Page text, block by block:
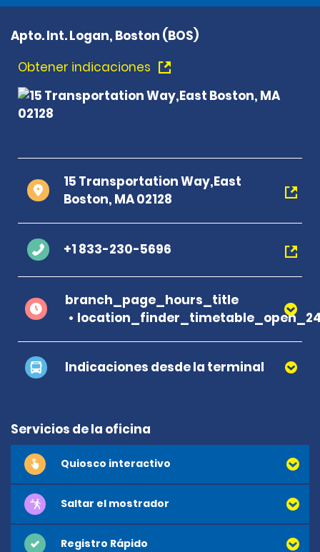
Apto. Int. Logan, Boston (BOS)
Obtener indicaciones
15 Transportation Way,East
Boston, MA 02128
+1 833-230-5696
branch_page_hours_title
Indicaciones desde la terminal
Servicios de la oficina
Quiosco interactivo
Saltar el mostrador
Registro Rápido